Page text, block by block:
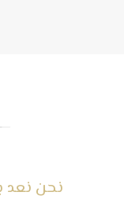
نحن نعد